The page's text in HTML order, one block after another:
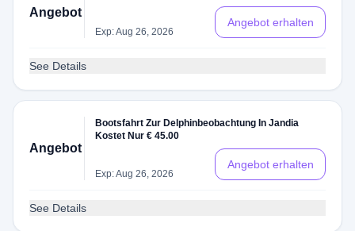
Angebot
Exp: Aug 26, 2026
Angebot erhalten
See Details
Angebot
Bootsfahrt Zur Delphinbeobachtung In Jandia
Kostet Nur € 45.00
Exp: Aug 26, 2026
Angebot erhalten
See Details